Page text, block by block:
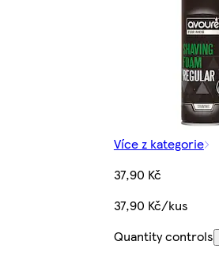
Více z kategorie
37,90 Kč
37,90 Kč/kus
Quantity controls